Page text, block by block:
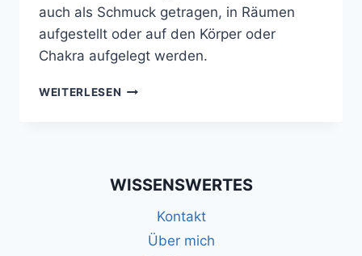
auch als Schmuck getragen, in Räumen
aufgestellt oder auf den Körper oder
Chakra aufgelegt werden.
WEITERLESEN HEILSTEINE
CHAKRA-
WISSENSWERTES
Kontakt
Über mich